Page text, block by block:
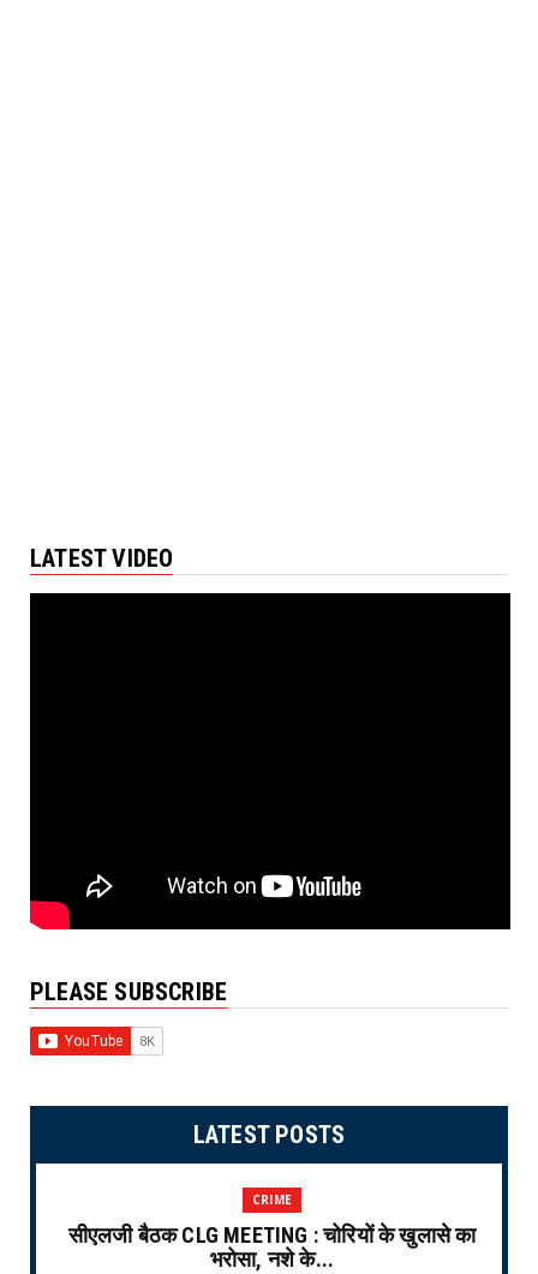
LATEST VIDEO
PLEASE SUBSCRIBE
LATEST POSTS
CRIME
सीएलजी बैठक CLG MEETING : चोरियों के खुलासे का
भरोसा, नशे के...